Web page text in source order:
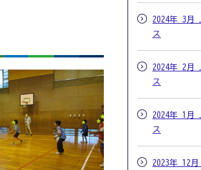
2024年 3月
ス
2024年 2月
ス
2024年 1月
ス
2023年 12